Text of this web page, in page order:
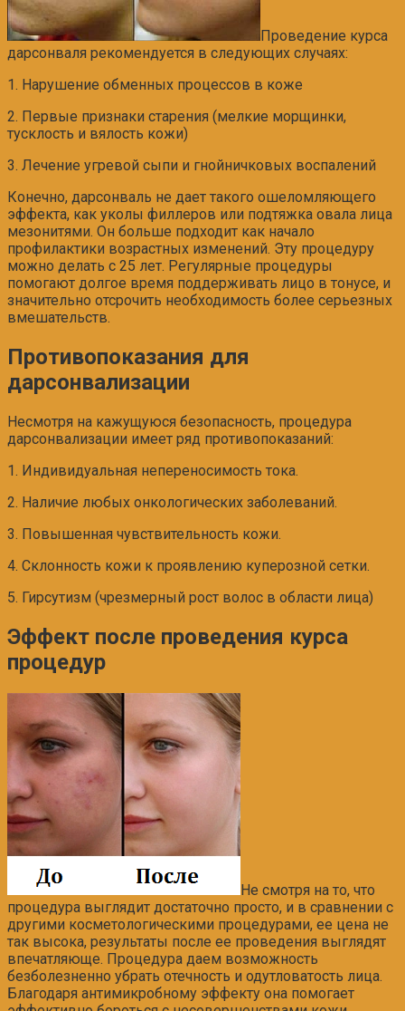
Проведение курса
дарсонваля рекомендуется в следующих случаях:
1. Нарушение обменных процессов в коже
2. Первые признаки старения (мелкие морщинки,
тусклость и вялость кожи)
3. Лечение угревой сыпи и гнойничковых воспалений
Конечно, дарсонваль не дает такого ошеломляющего
эффекта, как уколы филлеров или подтяжка овала лица
мезонитями. Он больше подходит как начало
профилактики возрастных изменений. Эту процедуру
можно делать с 25 лет. Регулярные процедуры
помогают долгое время поддерживать лицо в тонусе, и
значительно отсрочить необходимость более серьезных
вмешательств.
Противопоказания для
дарсонвализации
Несмотря на кажущуюся безопасность, процедура
дарсонвализации имеет ряд противопоказаний:
1. Индивидуальная непереносимость тока.
2. Наличие любых онкологических заболеваний.
3. Повышенная чувствительность кожи.
4. Склонность кожи к проявлению куперозной сетки.
5. Гирсутизм (чрезмерный рост волос в области лица)
Эффект после проведения курса
процедур
Не смотря на то, что
процедура выглядит достаточно просто, и в сравнении с
другими косметологическими процедурами, ее цена не
так высока, результаты после ее проведения выглядят
впечатляюще. Процедура даем возможность
безболезненно убрать отечность и одутловатость лица.
Благодаря антимикробному эффекту она помогает